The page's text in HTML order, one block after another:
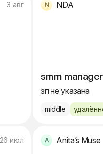
3 авг NDA
smm manager
зп не указана
middle
26 июл Anita’s Muse